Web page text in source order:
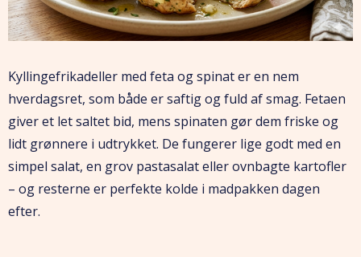
Kyllingefrikadeller med feta og spinat er en nem
hverdagsret, som både er saftig og fuld af smag. Fetaen
giver et let saltet bid, mens spinaten gør dem friske og
lidt grønnere i udtrykket. De fungerer lige godt med en
simpel salat, en grov pastasalat eller ovnbagte kartofler
– og resterne er perfekte kolde i madpakken dagen
efter.